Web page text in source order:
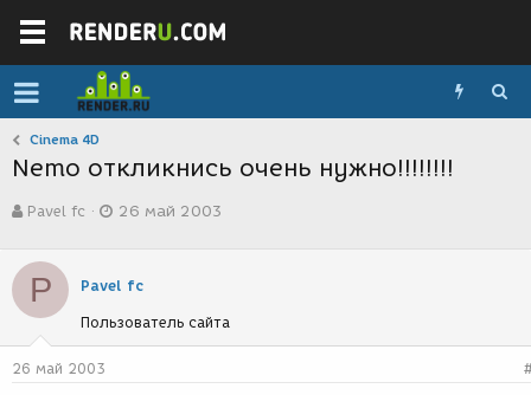
Cinema 4D
Nemo откликнись очень нужно!!!!!!!!
в
о
р
т
е
м
ы
Pavel fc
а
с
з
д
26 май 2003
P Pavel fc
Пользователь сайта
26 май 2003